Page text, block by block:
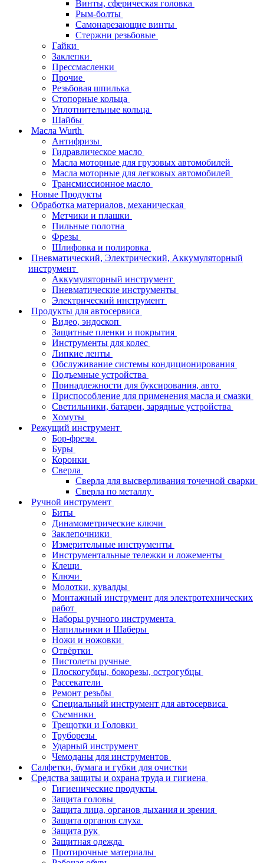
Винты, сферическая головка
Рым-болты
Самонарезающие винты
Стержни резьбовые
Гайки
Заклепки
Прессмасленки
Прочие
Резьбовая шпилька
Стопорные кольца
Уплотнительные кольца
Шайбы
Масла Wurth
Антифризы
Гидравлическое масло
Масла моторные для грузовых автомобилей
Масла моторные для легковых автомобилей
Трансмиссионное масло
Новые Продукты
Обработка материалов, механическая
Метчики и плашки
Пильные полотна
Фрезы
Шлифовка и полировка
Пневматический, Электрический, Аккумуляторный
инструмент
Аккумуляторный инструмент
Пневматические инструменты
Электрический инструмент
Продукты для автосервиса
Видео, эндоскоп
Защитные пленки и покрытия
Инструменты для колес
Липкие ленты
Обслуживание системы кондиционирования
Подъемные устройства
Принадлежности для буксирования, авто
Приспособление для применения масла и смазки
Светильники, батареи, зарядные устройства
Хомуты
Режущий инструмент
Бор-фрезы
Буры
Коронки
Сверла
Сверла для высверливания точечной сварки
Сверла по металлу
Ручной инструмент
Биты
Динамометрические ключи
Заклепочники
Измерительные инструменты
Инструментальные тележки и ложементы
Клещи
Ключи
Молотки, кувалды
Монтажный инструмент для электротехнических
работ
Наборы ручного инструмента
Напильники и Шаберы
Ножи и ножовки
Отвёртки
Пистолеты ручные
Плоскогубцы, бокорезы, острогубцы
Рассекатели
Ремонт резьбы
Специальный инструмент для автосервиса
Съемники
Трещотки и Головки
Труборезы
Ударный инструмент
Чемоданы для инструментов
Салфетки, бумага и губки для очистки
Средства защиты и охрана труда и гигиена
Гигиенические продукты
Защита головы
Защита лица, органов дыхания и зрения
Защита органов слуха
Защита рук
Защитная одежда
Протирочные материалы